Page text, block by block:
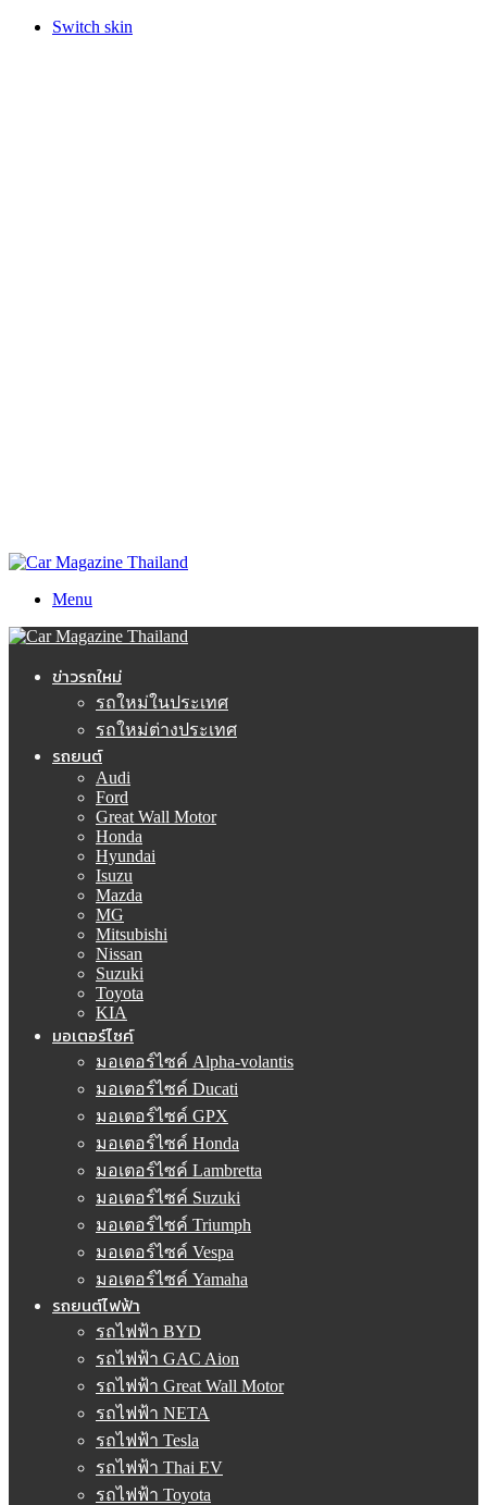
Switch skin
Menu
ข่าวรถใหม่
รถใหม่ในประเทศ
รถใหม่ต่างประเทศ
รถยนต์
Audi
Ford
Great Wall Motor
Honda
Hyundai
Isuzu
Mazda
MG
Mitsubishi
Nissan
Suzuki
Toyota
KIA
มอเตอร์ไซค์
มอเตอร์ไซค์ Alpha-volantis
มอเตอร์ไซค์ Ducati
มอเตอร์ไซค์ GPX
มอเตอร์ไซค์ Honda
มอเตอร์ไซค์ Lambretta
มอเตอร์ไซค์ Suzuki
มอเตอร์ไซค์ Triumph
มอเตอร์ไซค์ Vespa
มอเตอร์ไซค์ Yamaha
รถยนต์ไฟฟ้า
รถไฟฟ้า BYD
รถไฟฟ้า GAC Aion
รถไฟฟ้า Great Wall Motor
รถไฟฟ้า NETA
รถไฟฟ้า Tesla
รถไฟฟ้า Thai EV
รถไฟฟ้า Toyota